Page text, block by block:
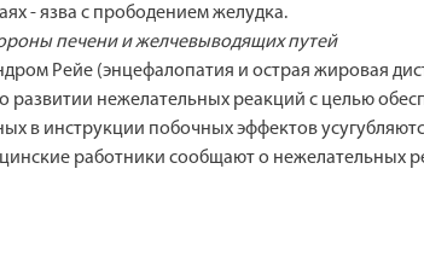
- язва с прободением желудка.
печени и желчевыводящих путей
Рейе (энцефалопатия и острая жировая
развитии нежелательных реакций с целью
в инструкции побочных эффектов
работники сообщают о нежелательных